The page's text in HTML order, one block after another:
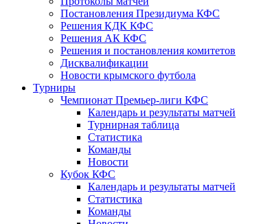
Постановления Президиума КФС
Решения КДК КФС
Решения АК КФС
Решения и постановления комитетов
Дисквалификации
Новости крымского футбола
Турниры
Чемпионат Премьер-лиги КФС
Календарь и результаты матчей
Турнирная таблица
Статистика
Команды
Новости
Кубок КФС
Календарь и результаты матчей
Статистика
Команды